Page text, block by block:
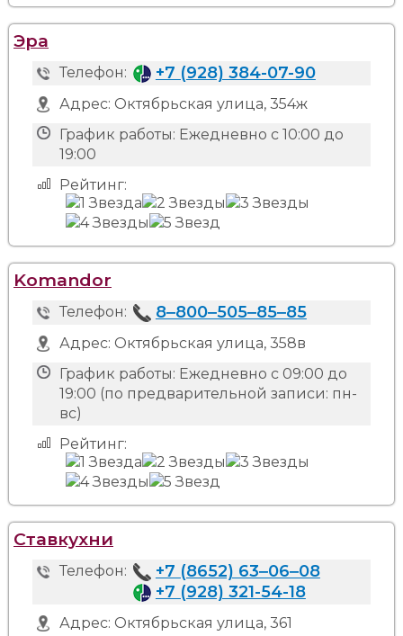
Эра
Телефон: +7 (928) 384-07-90
Адрес: Октябрьская улица, 354ж
График работы: Ежедневно с 10:00 до
19:00
Рейтинг:
Komandor
Телефон: 8‒800‒505‒85‒85
Адрес: Октябрьская улица, 358в
График работы: Ежедневно с 09:00 до
19:00 (по предварительной записи: пн-
вс)
Рейтинг:
Ставкухни
Телефон:
+7 (8652) 63‒06‒08
+7 (928) 321-54-18
Адрес: Октябрьская улица, 361